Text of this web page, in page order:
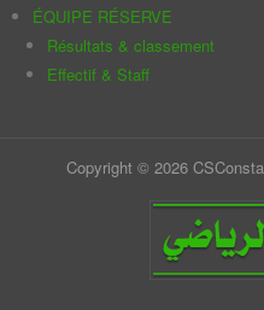
ÉQUIPE RÉSERVE
Résultats & classement
Effectif & Staff
Copyright © 2026